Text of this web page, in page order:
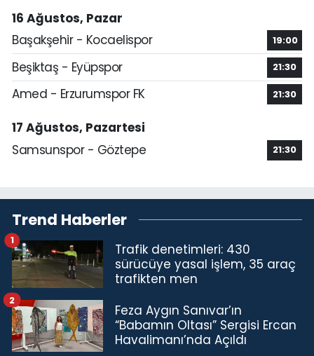
16 Ağustos, Pazar
Başakşehir - Kocaelispor
19:00
Beşiktaş - Eyüpspor 21:30
Amed - Erzurumspor FK 21:30
17 Ağustos, Pazartesi
Samsunspor - Göztepe
21:30
Trend Haberler
Trafik denetimleri: 430
sürücüye yasal işlem, 35 araç
trafikten men
1
Feza Aygın Sanıvar’ın
“Babamın Oltası” Sergisi Ercan
Havalimanı’nda Açıldı
2